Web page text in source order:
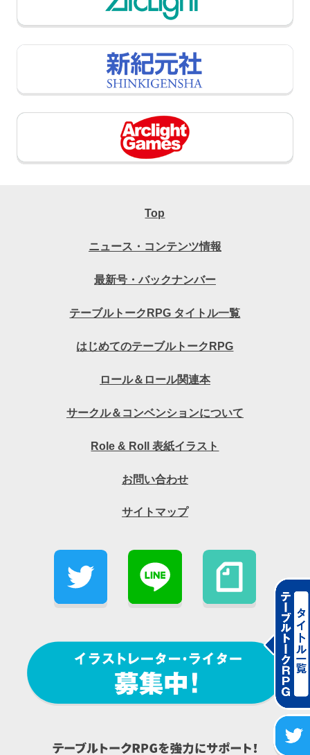
Top
ニュース・コンテンツ情報
最新号・バックナンバー
テーブルトークRPG タイトル一覧
はじめてのテーブルトークRPG
ロール＆ロール関連本
サークル＆コンベンションについて
Role & Roll 表紙イラスト
お問い合わせ
サイトマップ